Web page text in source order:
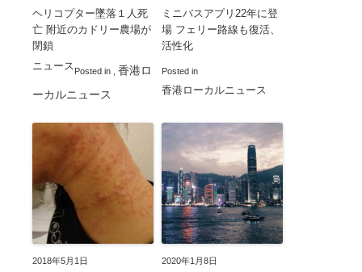
ヘリコプター墜落１人死
亡 附近のカドリー農場が
閉鎖
Posted in
ニュース
香港ロ
ーカルニュース
ミニバスアプリ22年に登
場 フェリー路線も復活、
活性化
Posted in
香港ローカルニュース
2018年5月1日 2020年1月8日